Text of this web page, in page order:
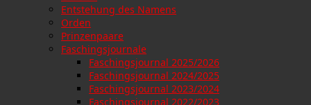
Entstehung des Namens
Orden
Prinzenpaare
Faschingsjournale
Faschingsjournal 2025/2026
Faschingsjournal 2024/2025
Faschingsjournal 2023/2024
Faschingsjournal 2022/2023